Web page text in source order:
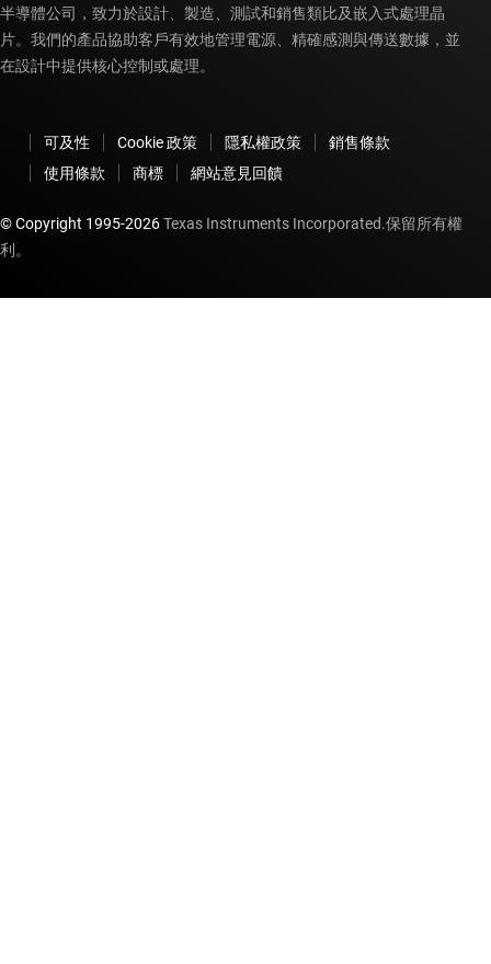
半導體公司，致力於設計、製造、測試和銷售類比及嵌入式處理晶
片。我們的產品協助客戶有效地管理電源、精確感測與傳送數據，並
在設計中提供核心控制或處理。
可及性 Cookie 政策 隱私權政策
銷售條款
使用條款
商標 網站意見回饋
© Copyright 1995-2026Texas Instruments Incorporated.保留所有權
利。